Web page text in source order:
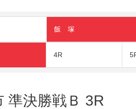
飯 塚
4R
決勝戦Ｂ 3R